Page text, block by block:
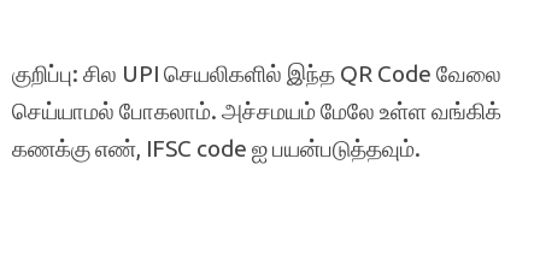
குறிப்பு: சில UPI செயலிகளில் இந்த QR Code வேலை
செய்யாமல் போகலாம். அச்சமயம் மேலே உள்ள வங்கிக்
கணக்கு எண், IFSC code ஐ பயன்படுத்தவும்.